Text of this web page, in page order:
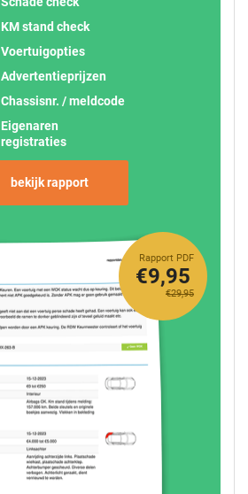
KM stand check
Voertuigopties
Advertentieprijzen
Chassisnr. / meldcode
Eigenaren
registraties
bekijk rapport
Rapport PDF
€29,95
€9,95